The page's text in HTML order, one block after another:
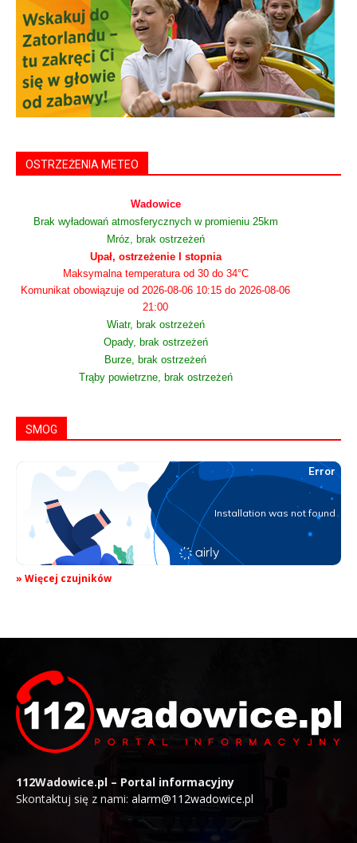
OSTRZEŻENIA METEO
Wadowice
Brak wyładowań atmosferycznych w promieniu 25km
Mróz, brak ostrzeżeń
Upał, ostrzeżenie I stopnia
Maksymalna temperatura od 30 do 34°C
Komunikat obowiązuje od 2026-08-06 10:15 do 2026-08-06
21:00
Wiatr, brak ostrzeżeń
Opady, brak ostrzeżeń
Burze, brak ostrzeżeń
Trąby powietrzne, brak ostrzeżeń
SMOG
» Więcej czujników
112Wadowice.pl – Portal informacyjny
Skontaktuj się z nami: alarm@112wadowice.pl